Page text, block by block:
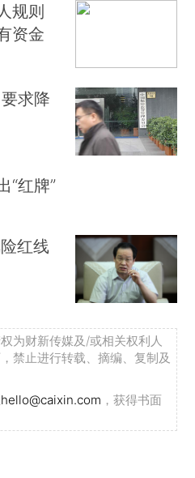
规则
资金
求降
“红牌”
红线
为财新传媒及/或相关权利人
禁止进行转载、摘编、复制及
hello@caixin.com ，获得书面